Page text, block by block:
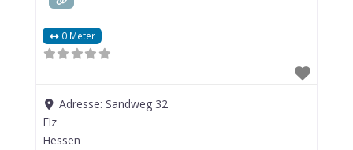
0 Meter
Adresse:Sandweg 32
Elz
Hessen